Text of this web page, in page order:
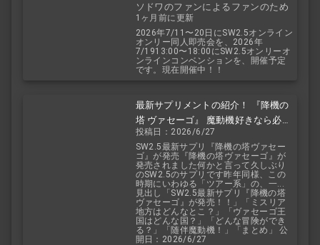
ソドワのファンによるファンのため
のお祭り！
1ヶ月前に更新
2026年7/11〜20日にSW2.5オンライン
オンリー同人即売会を、2026年
7/1913:00〜18:00にSW2.5オンリーオ
ンラインコンベンションを、開催予定
です。現在開催中！！
最新サプリメントの紹介！ 『降機の
塔 ヴァセーゴ』 魔動機好きなら必
見！ 随伴魔動機と旅に出よう！
投稿日：2026/6/27
SW2.5最新サプリ『降機の塔ヴァセー
ゴ』が発売『降機の塔ヴァセーゴ』が
発売されました何かと言って久しぶり
のSW2.5のサプリです昨年同様、この
時期にいわゆる「ツアー系」の、一...
見出し「SW2.5最新サプリ『降機の塔
ヴァセーゴ』が発売！！」「ミスリア
地方はどんなとこ？」「ヴァセーゴ王
国はどんな国？」「どんな冒険ができ
る？」「随伴魔動機！」「まとめ」 公
開日：2026/6/27